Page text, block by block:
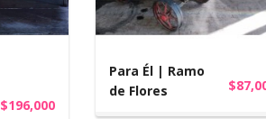
$196,000
Para Él | Ramo
de Flores